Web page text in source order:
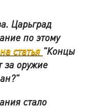
Царьград
по этому
статья "Концы
за оружие
стало